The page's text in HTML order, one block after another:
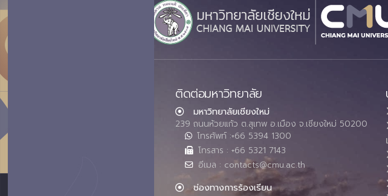
ติดต่อมหาวิทยาลัย
มหาวิทยาลัยเชียงใหม่
239 ถนนห้วยแก้ว ต.สุเทพ อ.เมือง จ.เชียงใหม่ 50200
โทรศัพท์ :+66 5394 1300
โทรสาร : +66 5321 7143
อีเมล : contacts@cmu.ac.th
ช่องทางการร้องเรียน